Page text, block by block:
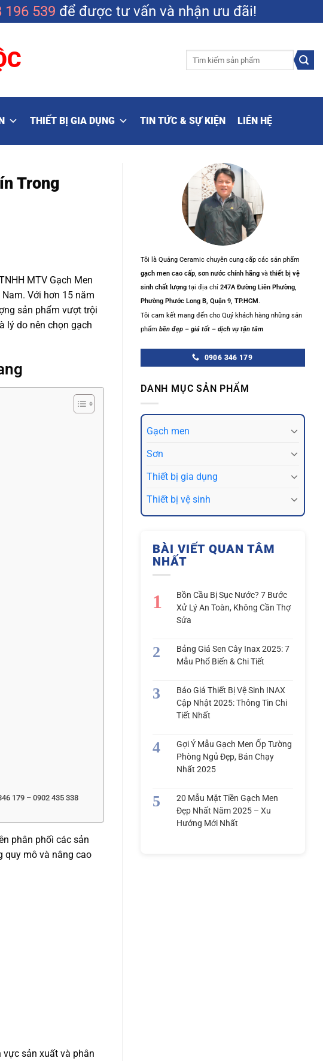
196 539 để được tư vấn và nhận ưu đãi!
Tìm
kiếm:
THIẾT BỊ GIA DỤNG TIN TỨC & SỰ KIỆN LIÊN HỆ
Trong
MTV Gạch Men
Với hơn 15 năm
sản phẩm vượt trội
lý do nên chọn gạch
179 – 0902 435 338
phân phối các sản
quy mô và nâng cao
vực sản xuất và phân
Tôi là Quảng Ceramic chuyên cung cấp các sản phẩm
gạch men cao cấp, sơn nước chính hãng và thiết bị vệ
sinh chất lượng tại địa chỉ 247A Đường Liên Phường,
Phường Phước Long B, Quận 9, TP.HCM.
Tôi cam kết mang đến cho Quý khách hàng những sản
phẩm bền đẹp – giá tốt – dịch vụ tận tâm
0906 346 179
DANH MỤC SẢN PHẨM
Gạch men
Sơn
Thiết bị gia dụng
Thiết bị vệ sinh
BÀI VIẾT QUAN TÂM
NHẤT
Bồn Cầu Bị Sục Nước? 7 Bước
Xử Lý An Toàn, Không Cần Thợ
Sửa
Bảng Giá Sen Cây Inax 2025: 7
Mẫu Phổ Biến & Chi Tiết
Báo Giá Thiết Bị Vệ Sinh INAX
Cập Nhật 2025: Thông Tin Chi
Tiết Nhất
Gợi Ý Mẫu Gạch Men Ốp Tường
Phòng Ngủ Đẹp, Bán Chạy
Nhất 2025
20 Mẫu Mặt Tiền Gạch Men
Đẹp Nhất Năm 2025 – Xu
Hướng Mới Nhất